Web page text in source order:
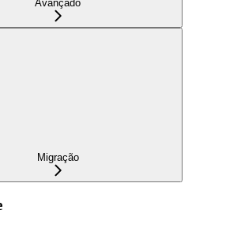
Avançado
Migração